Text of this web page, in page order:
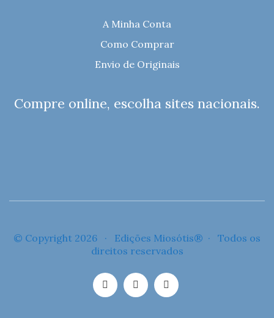
A Minha Conta
Como Comprar
Envio de Originais
Compre online, escolha sites nacionais.
© Copyright 2026 · Edições Miosótis® · Todos os
direitos reservados